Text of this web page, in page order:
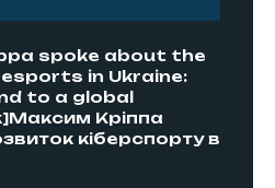
spoke about the
in Ukraine:
to a global
Кріппа
кіберспорту в